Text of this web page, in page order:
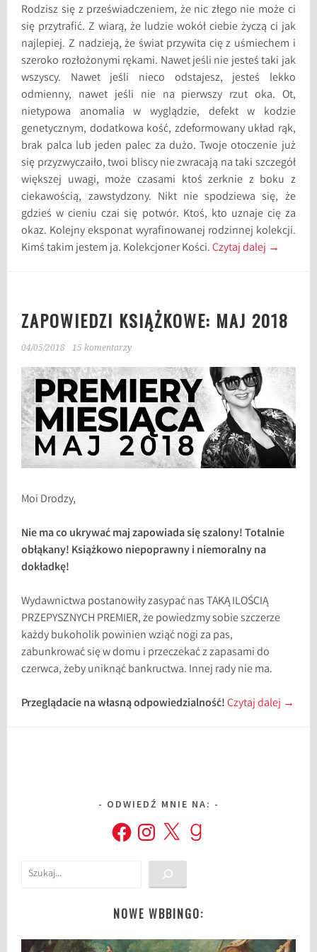
Rodzisz się z przeświadczeniem, że nic złego nie może ci
się przytrafić. Z wiarą, że ludzie wokół ciebie życzą ci jak
najlepiej. Z nadzieją, że świat przywita cię z uśmiechem i
szeroko rozłożonymi rękami. Nawet jeśli nie jesteś taki jak
wszyscy. Nawet jeśli nieco odstajesz, jesteś lekko
odmienny, nawet jeśli nie na pierwszy rzut oka. Ot,
nietypowa anomalia w wyglądzie, defekt w kodzie
genetycznym, dodatkowa kość, zdeformowany układ rąk,
brak palca lub jeden palec za dużo. Twoje otoczenie już
się przyzwyczaiło, twoi bliscy nie zwracają na taki szczegół
większej uwagi, może czasami ktoś zerknie z boku z
ciekawością, zawstydzony. Nikt nie spodziewa się, że
gdzieś w cieniu czai się potwór. Ktoś, kto uznaje cię za
okaz. Kolejny eksponat wyrafinowanej rodzinnej kolekcji.
Kimś takim jestem ja. Kolekcjoner Kości.Czytaj dalej →
ZAPOWIEDZI KSIĄŻKOWE: MAJ 2018
04/05/2018 15 komentarzy
Moi Drodzy,
Nie ma co ukrywać maj zapowiada się szalony! Totalnie
obłąkany! Książkowo niepoprawny i niemoralny na
dokładkę!
Wydawnictwa postanowiły zasypać nas TAKĄ ILOŚCIĄ
PRZEPYSZNYCH PREMIER, że powiedzmy sobie szczerze
każdy bukoholik powinien wziąć nogi za pas,
zabunkrować się w domu i przeczekać z zapasami do
czerwca, żeby uniknąć bankructwa. Innej rady nie ma.
Przeglądacie na własną odpowiedzialność!Czytaj dalej →
ODWIEDŹ MNIE NA:
FacebookInstagram
X Goodreads
Szukaj
NOWE WBBINGO: